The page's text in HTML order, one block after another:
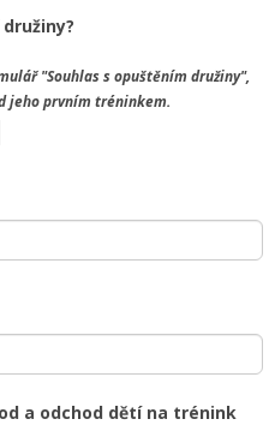
"Souhlas s opuštěním družiny",
jeho prvním tréninkem.
a odchod dětí na trénink